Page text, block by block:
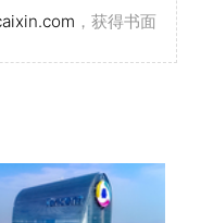
，获得书面